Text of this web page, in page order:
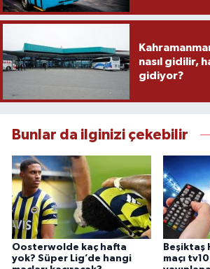
nasıl gidilir,
gidiyor?
Bunlar da ilginizi çekebilir
Oosterwolde kaç hafta
yok? Süper Lig’de hangi
Beşiktaş
maçı